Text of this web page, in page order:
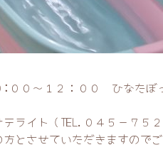
００～１２：００ ひなたぼ
イト（TEL.０４５－７５２
とさせていただきますのでご